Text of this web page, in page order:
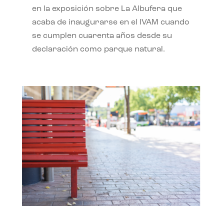
en la exposición sobre La Albufera que
acaba de inaugurarse en el IVAM cuando
se cumplen cuarenta años desde su
declaración como parque natural.